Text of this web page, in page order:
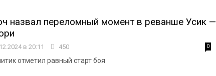
назвал переломный момент в реванше Усик —
в 20:11 450 0
отметил равный старт боя